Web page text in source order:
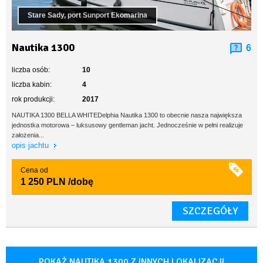
Stare Sady, port Sunport Ekomarina
Nautika 1300 6
liczba osób:
10
liczba kabin:
4
rok produkcji:
2017
NAUTIKA 1300 BELLA WHITEDelphia Nautika 1300 to obecnie nasza największa
jednostka motorowa – luksusowy gentleman jacht. Jednocześnie w pełni realizuje
założenia...
opis jachtu
Cena od
1 250 PLN /dobę
SZCZEGÓŁY